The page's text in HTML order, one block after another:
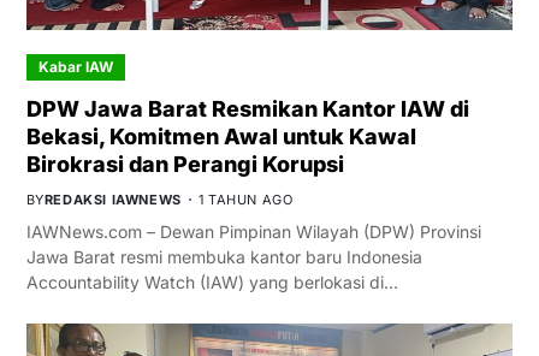
Kabar IAW
DPW Jawa Barat Resmikan Kantor IAW di
Bekasi, Komitmen Awal untuk Kawal
Birokrasi dan Perangi Korupsi
BYREDAKSI IAWNEWS 1 TAHUN AGO
IAWNews.com – Dewan Pimpinan Wilayah (DPW) Provinsi
Jawa Barat resmi membuka kantor baru Indonesia
Accountability Watch (IAW) yang berlokasi di…